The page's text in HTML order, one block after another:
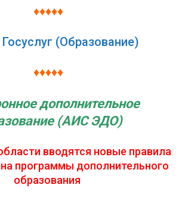
♦♦♦♦♦
(Образование)
♦♦♦♦♦
дополнительное
(АИС ЭДО)
вводятся новые правила
программы дополнительного
образования